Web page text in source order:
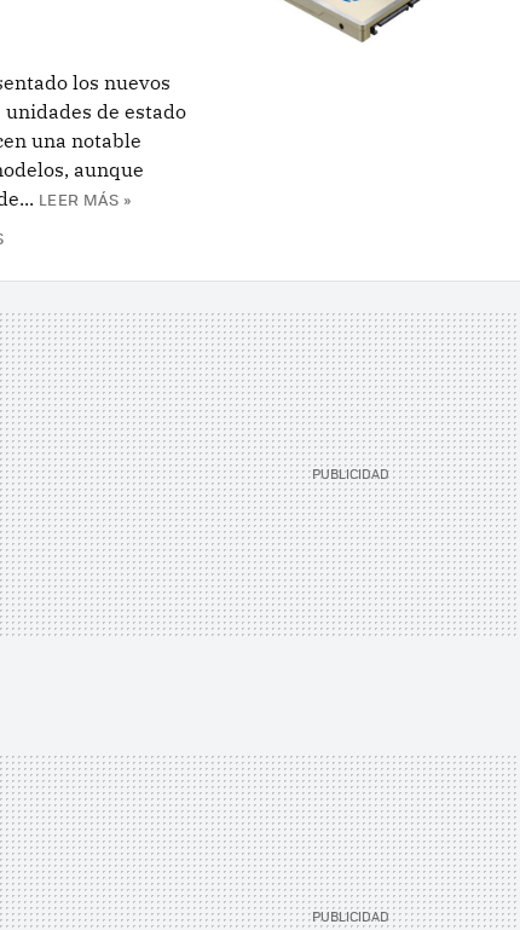
los nuevos
unidades de estado
una notable
aunque
LEER MÁS »